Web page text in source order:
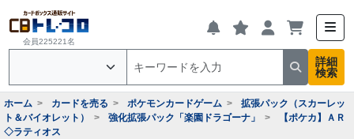
会員225221名
詳細
検索
ホーム カードを売る ポケモンカードゲーム
拡張パック（スカーレッ
ト＆バイオレット）
強化拡張パック「楽園ドラゴーナ」
【ポケカ】ＡＲ
◇ラティオス